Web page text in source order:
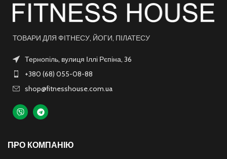
ТОВАРИ ДЛЯ ФІТНЕСУ, ЙОГИ, ПІЛАТЕСУ
Тернопіль, вулиця Іллі Рєпіна, 36
+380 (68) 055-08-88
shop@fitnesshouse.com.ua
ПРО КОМПАНІЮ